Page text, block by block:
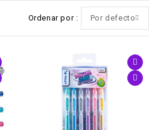
Ordenar por Por defecto